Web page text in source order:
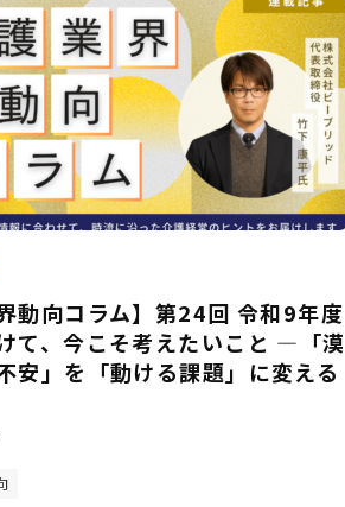
動向コラム】第24回 令和9年度
て、今こそ考えたいこと —「漠
安」を「動ける課題」に変える